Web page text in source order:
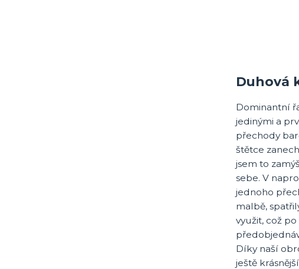
Duhová
Dominantní
jedinými a
přechody
štětce
jsem to
sebe. V
jednoho
malbě,
využit, což
Díky naší
ještě